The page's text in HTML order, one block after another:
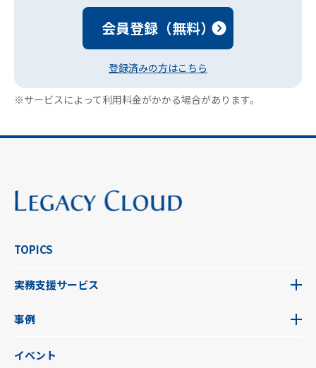
会員登録（無料）
登録済みの方はこちら
※サービスによって利用料金がかかる場合があります。
TOPICS
実務支援サービス
事例
イベント